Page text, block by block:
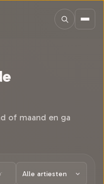
of maand en ga